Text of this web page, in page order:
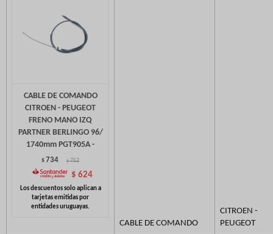
CABLE DE COMANDO
CITROEN - PEUGEOT
FRENO MANO IZQ
PARTNER BERLINGO 96/
1740mm PGT905A -
$734 $ 752
$ 624
CABLE DE COMANDO
CITROEN -
PEUGEOT